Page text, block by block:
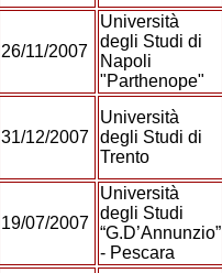
26/11/2007
Università
degli Studi di
Napoli
"Parthenope"
31/12/2007
Università
degli Studi di
Trento
19/07/2007
Università
degli Studi
“G.D’Annunzio”
- Pescara